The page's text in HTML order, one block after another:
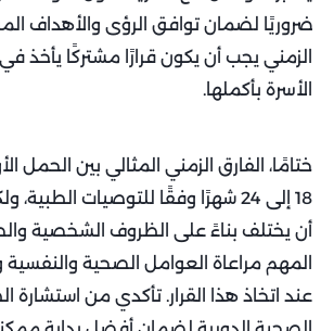
ضروريًا لضمان توافق الرؤى والأهداف
الزمني يجب أن يكون قرارًا مشتركًا يأخذ
الأسرة بأكملها.
ختامًا، الفارق الزمني المثالي بين الحمل
18 إلى 24 شهرًا وفقًا للتوصيات
أن يختلف بناءً على الظروف الشخصية
المهم مراعاة العوامل الصحية والنفسية
عند اتخاذ هذا القرار. تأكدي من استشارة